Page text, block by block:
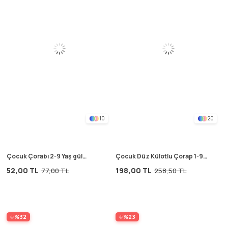
10
Çocuk Çorabı 2-9 Yaş gül
52,00 TL 77,00 TL
%32
20
Çocuk Düz Külotlu Çorap 1-9
198,00 TL 258,50 TL
%23